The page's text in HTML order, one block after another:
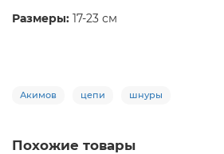
Размеры: 17-23 см
Акимов цепи шнуры
Похожие товары